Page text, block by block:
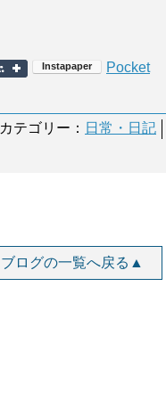
Pocket
カテゴリー： 日常・日記
ブログの一覧へ戻る▲